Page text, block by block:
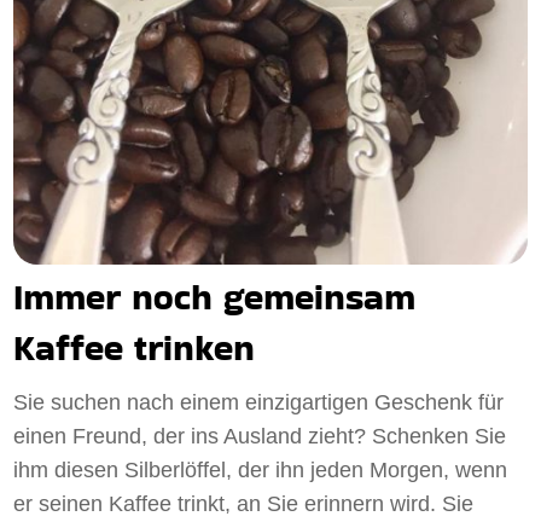
Immer noch gemeinsam
Kaffee trinken
Sie suchen nach einem einzigartigen Geschenk für
einen Freund, der ins Ausland zieht? Schenken Sie
ihm diesen Silberlöffel, der ihn jeden Morgen, wenn
er seinen Kaffee trinkt, an Sie erinnern wird. Sie